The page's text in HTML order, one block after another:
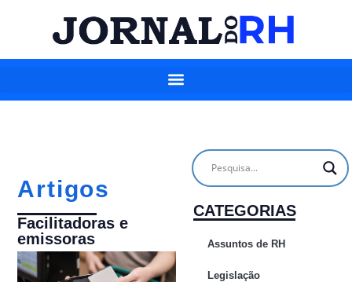
Artigos
Facilitadoras e
emissoras
CATEGORIAS
Assuntos de RH
Legislação